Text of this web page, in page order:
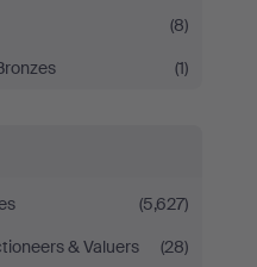
(8)
(1)
(5,627)
& Valuers
(28)